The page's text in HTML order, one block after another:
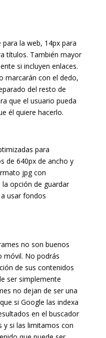
la web, 14px para
títulos. También mayor
si incluyen enlaces.
marcarán con el dedo,
del resto de
que el usuario pueda
él quiere hacerlo.
para
de 640px de ancho y
jpg con
opción de guardar
usar fondos
no son buenos
móvil. No podrás
de sus contenidos
ser simplemente
no dejan de ser una
si Google las indexa
en el buscador
y si las limitamos con